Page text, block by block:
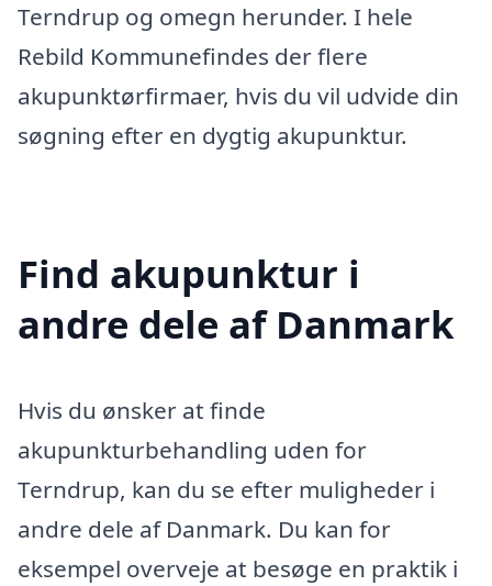
Terndrup og omegn herunder. I hele
Rebild Kommunefindes der flere
akupunktørfirmaer, hvis du vil udvide din
søgning efter en dygtig akupunktur.
Find akupunktur i
andre dele af Danmark
Hvis du ønsker at finde
akupunkturbehandling uden for
Terndrup, kan du se efter muligheder i
andre dele af Danmark. Du kan for
eksempel overveje at besøge en praktik i